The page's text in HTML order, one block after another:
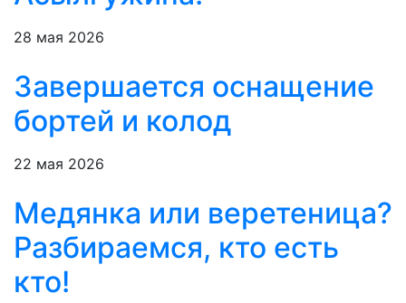
28 мая 2026
Завершается оснащение
бортей и колод
22 мая 2026
Медянка или веретеница?
Разбираемся, кто есть
кто!